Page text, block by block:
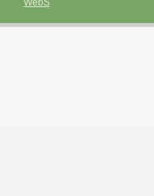
WebS